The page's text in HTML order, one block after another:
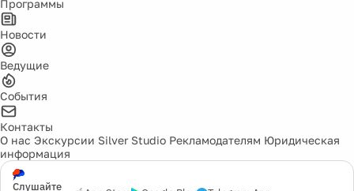
Программы
Новости
Ведущие
События
Контакты
О нас Экскурсии Silver Studio Рекламодателям Юридическая
информация
Слушайте